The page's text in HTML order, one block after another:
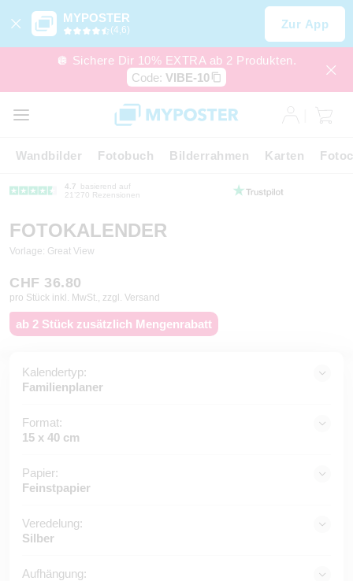
MYPOSTER
(4,6) Zur App
🪩 Sichere Dir 10% EXTRA ab 2 Produkten.
Code: VIBE-10
Wandbilder Fotobuch Bilderrahmen Karten
4.7
basierend auf
21’270 Rezensionen
FOTOKALENDER
Vorlage: Great View
CHF 36.80
pro Stück inkl. MwSt., zzgl. Versand
ab 2 Stück zusätzlich Mengenrabatt
Kalendertyp:
Familienplaner
Format:
15 x 40 cm
Papier:
Feinstpapier
Veredelung:
Silber
Aufhängung: